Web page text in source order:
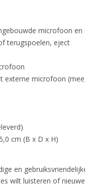
microfoon en
terugspoelen, eject
externe microfoon
cm (B x D x H)
en
wilt luisteren of